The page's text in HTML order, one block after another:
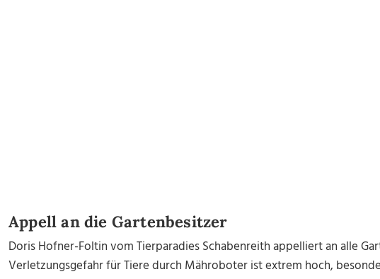
Appell an die Gartenbesitzer
Doris Hofner-Foltin vom Tierparadies Schabenreith appelliert an alle
Verletzungsgefahr für Tiere durch Mähroboter ist extrem hoch,